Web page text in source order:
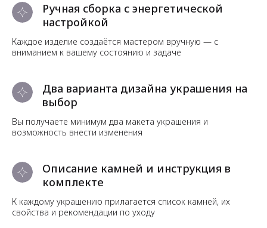
Ручная сборка с энергетической
настройкой
Каждое изделие создаётся мастером вручную — с
вниманием к вашему состоянию и задаче
Два варианта дизайна украшения на
выбор
Вы получаете минимум два макета украшения и
возможность внести изменения
Описание камней и инструкция в
комплекте
К каждому украшению прилагается список камней, их
свойства и рекомендации по уходу